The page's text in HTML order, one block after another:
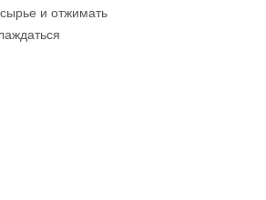
и отжимать